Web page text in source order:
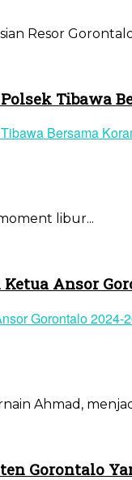
Resor
Tibawa
libur...
Ansor
Ahmad,
Gorontalo